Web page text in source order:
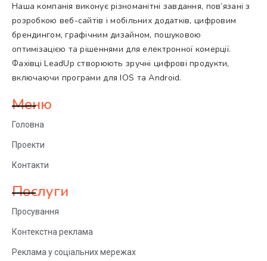
Наша компанія виконує різноманітні завдання, пов’язані з
розробкою веб-сайтів і мобільних додатків, цифровим
брендингом, графічним дизайном, пошуковою
оптимізацією та рішеннями для електронної комерції.
Фахівці LeadUp створюють зручні цифрові продукти,
включаючи програми для IOS та Android.
Меню
Головна
Проекти
Контакти
Послуги
Просування
Контекстна реклама
Реклама у соціальних мережах